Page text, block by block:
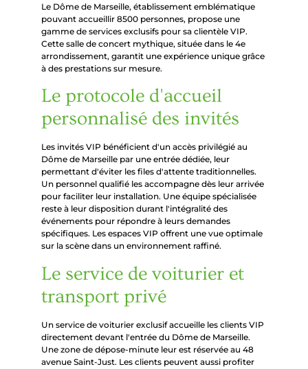
Le Dôme de Marseille, établissement emblématique
pouvant accueillir 8500 personnes, propose une
gamme de services exclusifs pour sa clientèle VIP.
Cette salle de concert mythique, située dans le 4e
arrondissement, garantit une expérience unique grâce
à des prestations sur mesure.
Le protocole d'accueil
personnalisé des invités
Les invités VIP bénéficient d'un accès privilégié au
Dôme de Marseille par une entrée dédiée, leur
permettant d'éviter les files d'attente traditionnelles.
Un personnel qualifié les accompagne dès leur arrivée
pour faciliter leur installation. Une équipe spécialisée
reste à leur disposition durant l'intégralité des
événements pour répondre à leurs demandes
spécifiques. Les espaces VIP offrent une vue optimale
sur la scène dans un environnement raffiné.
Le service de voiturier et
transport privé
Un service de voiturier exclusif accueille les clients VIP
directement devant l'entrée du Dôme de Marseille.
Une zone de dépose-minute leur est réservée au 48
avenue Saint-Just. Les clients peuvent aussi profiter